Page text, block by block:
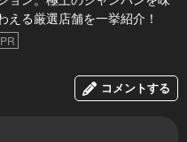
える厳選店舗を一挙紹介！
PR
コメントする